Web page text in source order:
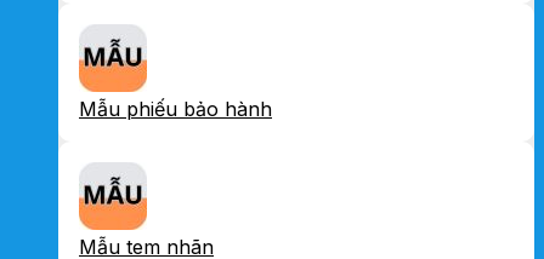
Mẫu phiếu bảo hành
Mẫu tem nhãn